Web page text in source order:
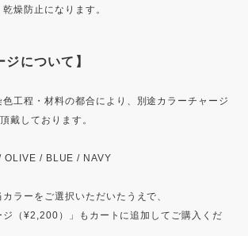
燥防止になります。
ジについて】
工程・材料の都合により、別途カラーチャージ
戴しております。
OLIVE / BLUE / NAVY
ラーをご選択いただいたうえで、
ジ（¥2,200）」もカートに追加してご購入くだ